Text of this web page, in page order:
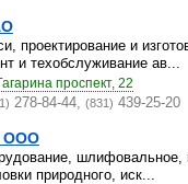
проектирование и
и техобслуживание ав...
проспект, 22
278-84-44, (831) 439-25-20
ООО
шлифовальное,
природного, иск...